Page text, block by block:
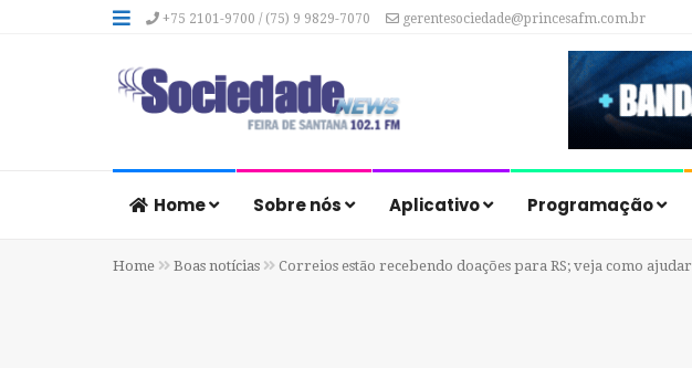
+75 2101-9700 / (75) 9 9829-7070 gerentesociedade@princesafm.com.br
Home Sobre nós Aplicativo Programação
Home Boas notícias Correios estão recebendo doações para RS; veja como ajudar